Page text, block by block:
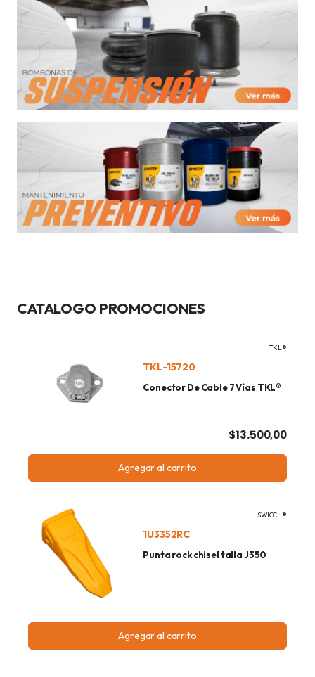
CATALOGO PROMOCIONES
TKL®
TKL-15720
Conector De Cable 7 Vías TKL®
$13.500,00
Agregar al carrito
SWICCH®
1U3352RC
Punta rock chisel talla J350
Agregar al carrito